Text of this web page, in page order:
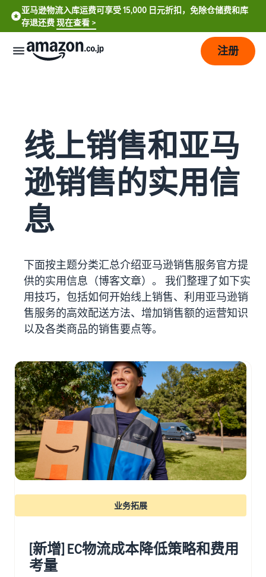
亚马逊物流入库运费可享受 15,000 日元折扣，免除仓储费和库
存退还费现在查看 >
销
售
从
账
注
销
售
注册卖家账户
注册商品
确定配送方式
吸引客户
新
用
计
和
费
用
销售计划和基本费用
查看销售计划和基本费用
各类别的销售佣金
查看各类别的销售佣金
亚马逊物流配送佣金
查看亚马逊物流配送佣金
费用示例
查看各类别的费用示例
销
开
始
后
精
简
务
亚马逊代理配送（亚
马逊物流）
代表您进行商品的存储、发
货和退货
卖家自行配送
根据配送距离和成本提供灵
活支持
工
具
益
帮
助
您
销
售
的
工
具
工具）
一款从销售、定价到订单管
理进行商品管理和销售的工
支
持
资
料
支
料
资料获取
我们提供了一本指导手册来
帮助您开始销售
English
CN
日
語
-
JP
注册
线上销售和亚马
逊销售的实用信
息
下面按主题分类汇总介绍亚马逊销售服务官方提
供的实用信息（博客文章）。 我们整理了如下实
用技巧，包括如何开始线上销售、利用亚马逊销
售服务的高效配送方法、增加销售额的运营知识
以及各类商品的销售要点等。
业务拓展
[新增] EC物流成本降低策略和费用
考量